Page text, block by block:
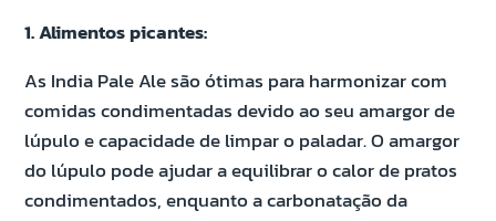
1. Alimentos picantes:
As India Pale Ale são ótimas para harmonizar com
comidas condimentadas devido ao seu amargor de
lúpulo e capacidade de limpar o paladar. O amargor
do lúpulo pode ajudar a equilibrar o calor de pratos
condimentados, enquanto a carbonatação da